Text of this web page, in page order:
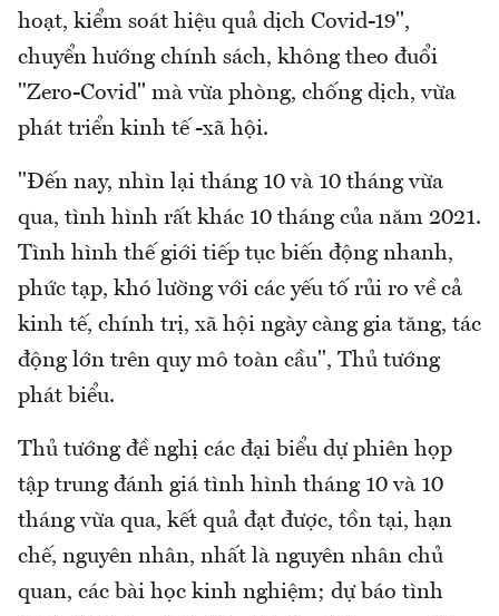
hoạt, kiểm soát hiệu quả dịch Covid-19",
chuyển hướng chính sách, không theo đuổi
"Zero-Covid" mà vừa phòng, chống dịch, vừa
phát triển kinh tế -xã hội.
"Đến nay, nhìn lại tháng 10 và 10 tháng vừa
qua, tình hình rất khác 10 tháng của năm 2021.
Tình hình thế giới tiếp tục biến động nhanh,
phức tạp, khó lường với các yếu tố rủi ro về cả
kinh tế, chính trị, xã hội ngày càng gia tăng, tác
động lớn trên quy mô toàn cầu", Thủ tướng
phát biểu.
Thủ tướng đề nghị các đại biểu dự phiên họp
tập trung đánh giá tình hình tháng 10 và 10
tháng vừa qua, kết quả đạt được, tồn tại, hạn
chế, nguyên nhân, nhất là nguyên nhân chủ
quan, các bài học kinh nghiệm; dự báo tình